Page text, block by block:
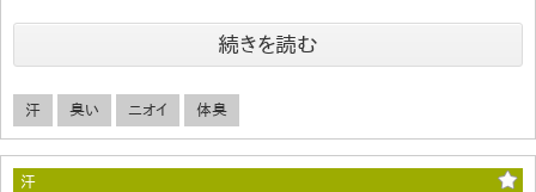
続きを読む
汗 臭い ニオイ 体臭
汗